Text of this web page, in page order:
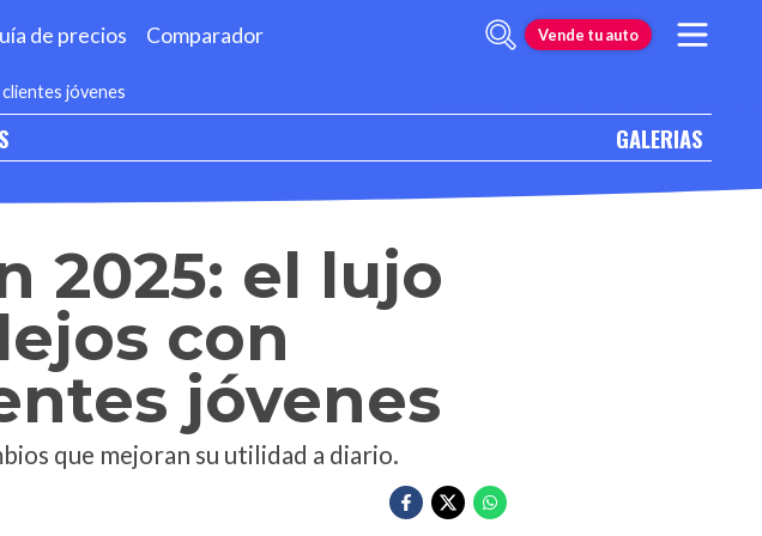
de precios Comparador Vende tu auto
clientes jóvenes
GALERIAS
2025: el lujo
con
jóvenes
que mejoran su utilidad a diario.